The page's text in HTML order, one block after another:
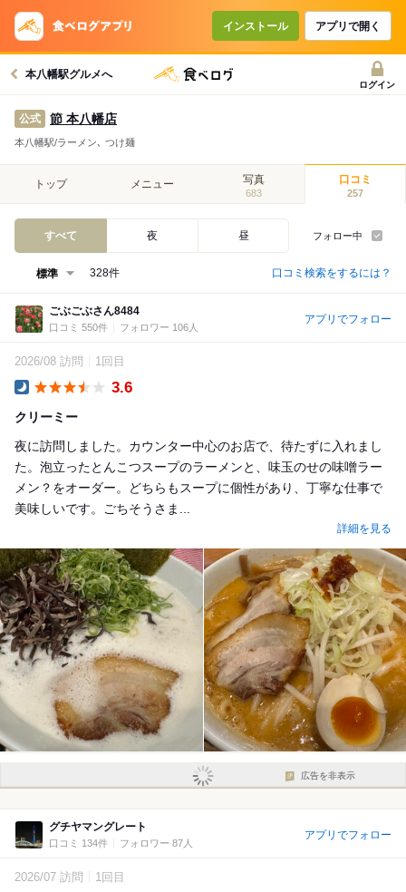
インストール アプリで開く
本八幡駅グルメへ
ログイン
公式 節 本八幡店
本八幡駅/ラーメン､ つけ麺
トップ メニュー 写真
683
口コミ
257
すべて 夜 昼 フォロー中
328件 口コミ検索をするには？
ごぶごぶさん8484
口コミ 550件 フォロワー 106人
アプリでフォロー
2026/08 訪問 1回目
3.6
クリーミー
夜に訪問しました。カウンター中心のお店で、待たずに入れまし
た。泡立ったとんこつスープのラーメンと、味玉のせの味噌ラー
メン？をオーダー。どちらもスープに個性があり、丁寧な仕事で
美味しいです。ごちそうさま...
詳細を見る
広告を非表示
グチヤマングレート
口コミ 134件 フォロワー 87人
アプリでフォロー
2026/07 訪問 1回目